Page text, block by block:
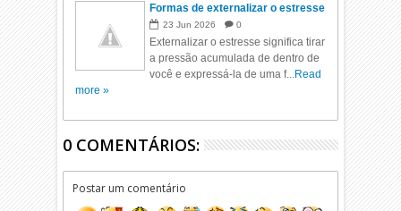
Formas de externalizar o estresse
23 Jun 2026 0
Externalizar o estresse significa tirar
a pressão acumulada de dentro de
você e expressá-la de uma f...Read
more »
0 COMENTÁRIOS:
Postar um comentário